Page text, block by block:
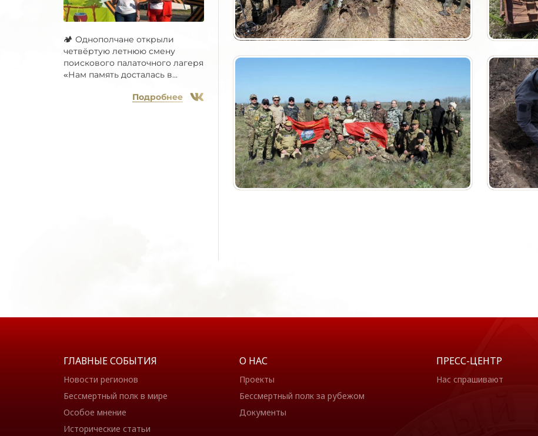
🏕 Однополчане открыли
четвёртую летнюю смену
поискового палаточного лагеря
«Нам память досталась в...
Подробнее
ГЛАВНЫЕ СОБЫТИЯ
Новости регионов
Бессмертный полк в мире
Особое мнение
Исторические статьи
О НАС
Проекты
Бессмертный полк за рубежом
Документы
ПРЕСС-ЦЕНТР
Нас спрашивают